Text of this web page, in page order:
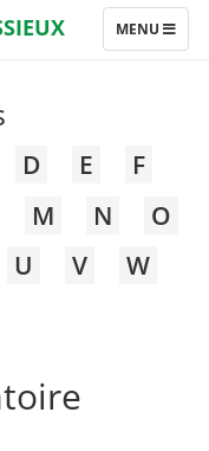
TOGGLE
NAVIGATION
MENU
D E
F
M N
O
U V
W